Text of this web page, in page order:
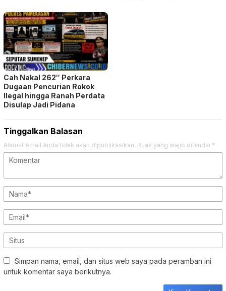
Cah Nakal 262″ Perkara
Dugaan Pencurian Rokok
Ilegal hingga Ranah Perdata
Disulap Jadi Pidana
Tinggalkan Balasan
Alamat email Anda tidak akan dipublikasikan. Ruas yang wajib ditandai *
Simpan nama, email, dan situs web saya pada peramban ini
untuk komentar saya berikutnya.